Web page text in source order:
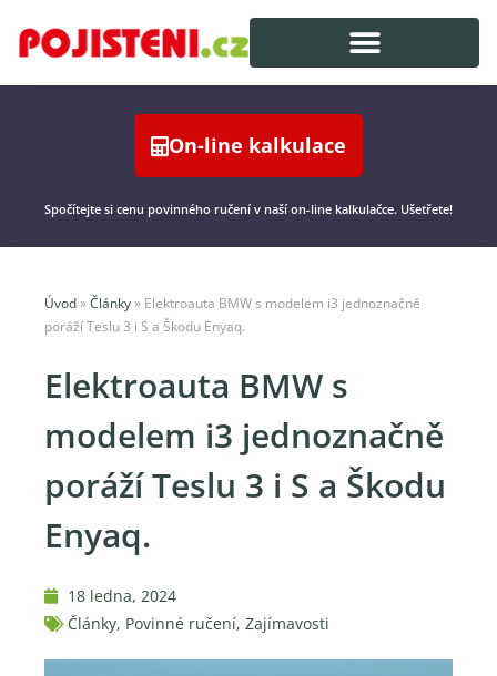
On-line kalkulace
Spočítejte si cenu povinného ručení v naší on-line kalkulačce. Ušetřete!
Úvod » Články » Elektroauta BMW s modelem i3 jednoznačně
poráží Teslu 3 i S a Škodu Enyaq.
Elektroauta BMW s
modelem i3 jednoznačně
poráží Teslu 3 i S a Škodu
Enyaq.
18 ledna, 2024
Články, Povinné ručení, Zajímavosti